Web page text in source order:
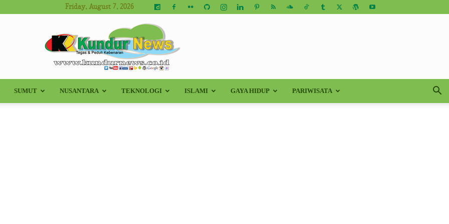
Friday, August 7, 2026
Kundur
SUMUT NUSANTARA TEKNOLOGI ISLAMI GAYA HIDUP PARIWISATA